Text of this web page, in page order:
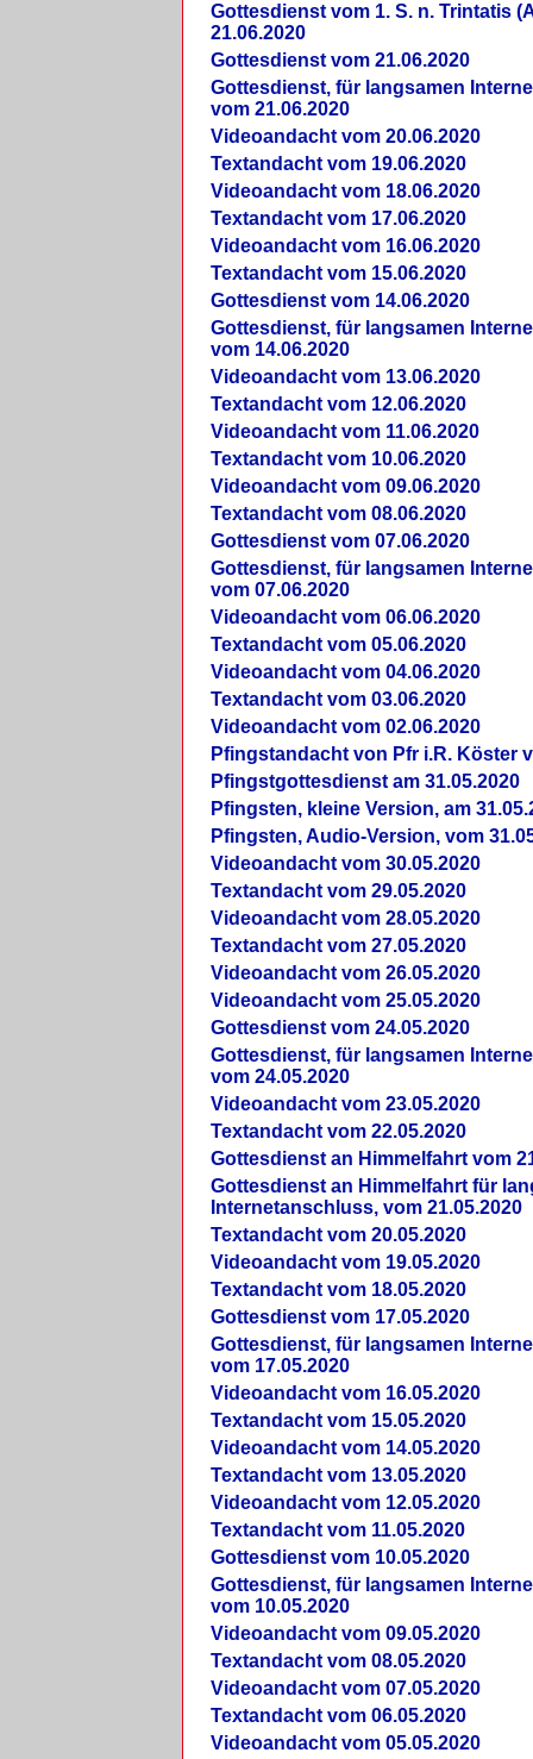
Gottesdienst vom 1. S. n. Trintatis
21.06.2020
Gottesdienst vom 21.06.2020
Gottesdienst, für langsamen
vom 21.06.2020
Videoandacht vom 20.06.2020
Textandacht vom 19.06.2020
Videoandacht vom 18.06.2020
Textandacht vom 17.06.2020
Videoandacht vom 16.06.2020
Textandacht vom 15.06.2020
Gottesdienst vom 14.06.2020
Gottesdienst, für langsamen
vom 14.06.2020
Videoandacht vom 13.06.2020
Textandacht vom 12.06.2020
Videoandacht vom 11.06.2020
Textandacht vom 10.06.2020
Videoandacht vom 09.06.2020
Textandacht vom 08.06.2020
Gottesdienst vom 07.06.2020
Gottesdienst, für langsamen
vom 07.06.2020
Videoandacht vom 06.06.2020
Textandacht vom 05.06.2020
Videoandacht vom 04.06.2020
Textandacht vom 03.06.2020
Videoandacht vom 02.06.2020
Pfingstandacht von Pfr i.R. Köster
Pfingstgottesdienst am 31.05.2020
Pfingsten, kleine Version, am
Pfingsten, Audio-Version, vom
Videoandacht vom 30.05.2020
Textandacht vom 29.05.2020
Videoandacht vom 28.05.2020
Textandacht vom 27.05.2020
Videoandacht vom 26.05.2020
Videoandacht vom 25.05.2020
Gottesdienst vom 24.05.2020
Gottesdienst, für langsamen
vom 24.05.2020
Videoandacht vom 23.05.2020
Textandacht vom 22.05.2020
Gottesdienst an Himmelfahrt vom
Gottesdienst an Himmelfahrt für
Internetanschluss, vom 21.05.2020
Textandacht vom 20.05.2020
Videoandacht vom 19.05.2020
Textandacht vom 18.05.2020
Gottesdienst vom 17.05.2020
Gottesdienst, für langsamen
vom 17.05.2020
Videoandacht vom 16.05.2020
Textandacht vom 15.05.2020
Videoandacht vom 14.05.2020
Textandacht vom 13.05.2020
Videoandacht vom 12.05.2020
Textandacht vom 11.05.2020
Gottesdienst vom 10.05.2020
Gottesdienst, für langsamen
vom 10.05.2020
Videoandacht vom 09.05.2020
Textandacht vom 08.05.2020
Videoandacht vom 07.05.2020
Textandacht vom 06.05.2020
Videoandacht vom 05.05.2020